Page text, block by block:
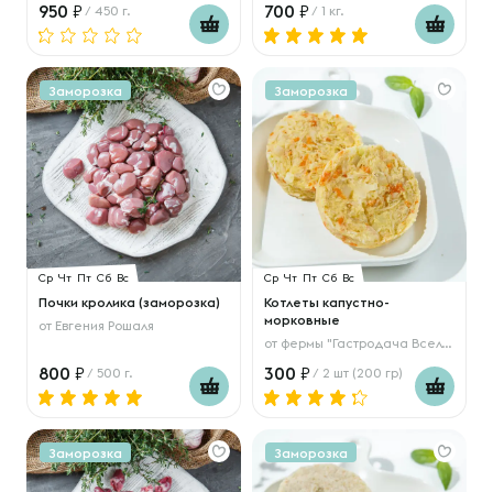
950 / 450 г. 700 / 1 кг.
Заморозка
Ср Чт Пт Сб Вс
Почки кролика (заморозка)
от Евгения Рошаля
800 / 500 г.
Заморозка
Ср Чт Пт Сб Вс
Котлеты капустно-
морковные
от фермы "Гастродача Вселуг"
300 / 2 шт (200 гр)
Заморозка Заморозка